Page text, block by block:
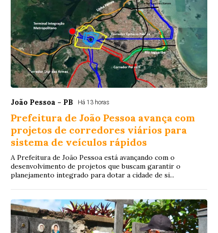
João Pessoa - PB Há 13 horas
Prefeitura de João Pessoa avança com
projetos de corredores viários para
sistema de veículos rápidos
A Prefeitura de João Pessoa está avançando com o
desenvolvimento de projetos que buscam garantir o
planejamento integrado para dotar a cidade de si...